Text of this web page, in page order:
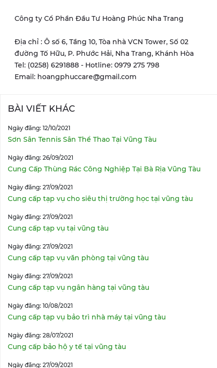
Công ty Cổ Phần Đầu Tư Hoàng Phúc Nha Trang
Địa chỉ : Ô số 6, Tầng 10, Tòa nhà VCN Tower, Số 02
đường Tố Hữu, P. Phước Hải, Nha Trang, Khánh Hòa
Tel: (0258) 6291888 - Hotline: 0979 275 798
Email: hoangphuccare@gmail.com
BÀI VIẾT KHÁC
Ngày đăng: 12/10/2021
Sơn Sân Tennis Sân Thể Thao Tại Vũng Tàu
Ngày đăng: 26/09/2021
Cung Cấp Thùng Rác Công Nghiệp Tại Bà Rịa Vũng Tàu
Ngày đăng: 27/09/2021
Cung cấp tạp vụ cho siêu thị trường học tại vũng tàu
Ngày đăng: 27/09/2021
Cung cấp tạp vụ tại vũng tàu
Ngày đăng: 27/09/2021
Cung cấp tạp vụ văn phòng tại vũng tàu
Ngày đăng: 27/09/2021
Cung cấp tạp vụ ngân hàng tại vũng tàu
Ngày đăng: 10/08/2021
Cung cấp tạp vụ bảo trì nhà máy tại vũng tàu
Ngày đăng: 28/07/2021
Cung cấp bảo hộ y tế tại vũng tàu
Ngày đăng: 27/09/2021